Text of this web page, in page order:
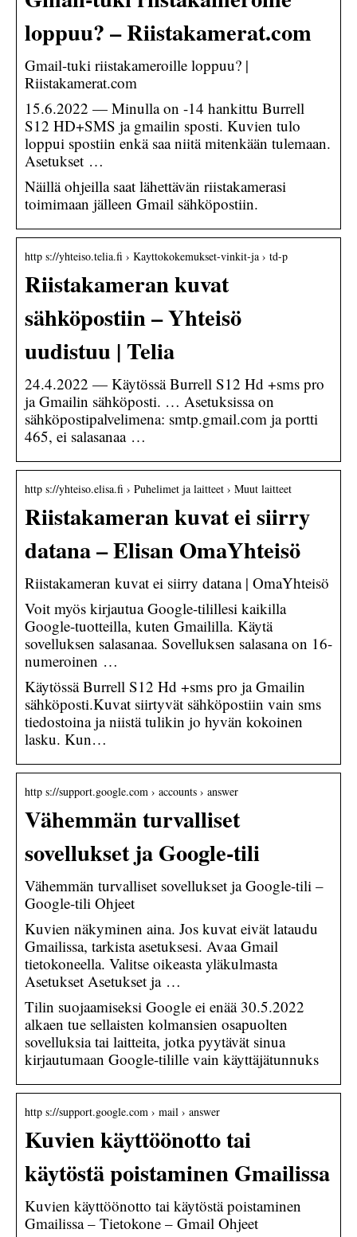
loppuu? – Riistakamerat.com
Gmail-tuki riistakameroille loppuu? |
Riistakamerat.com
15.6.2022 — Minulla on -14 hankittu Burrell
S12 HD+SMS ja gmailin sposti. Kuvien tulo
loppui spostiin enkä saa niitä mitenkään tulemaan.
Asetukset …
Näillä ohjeilla saat lähettävän riistakamerasi
toimimaan jälleen Gmail sähköpostiin.
http s://yhteiso.telia.fi › Kayttokokemukset-vinkit-ja › td-p
Riistakameran kuvat
sähköpostiin – Yhteisö
uudistuu | Telia
24.4.2022 — Käytössä Burrell S12 Hd +sms pro
ja Gmailin sähköposti. … Asetuksissa on
sähköpostipalvelimena: smtp.gmail.com ja portti
465, ei salasanaa …
http s://yhteiso.elisa.fi › Puhelimet ja laitteet › Muut laitteet
Riistakameran kuvat ei siirry
datana – Elisan OmaYhteisö
Riistakameran kuvat ei siirry datana | OmaYhteisö
Voit myös kirjautua Google-tilillesi kaikilla
Google-tuotteilla, kuten Gmaililla. Käytä
sovelluksen salasanaa. Sovelluksen salasana on 16-
numeroinen …
Käytössä Burrell S12 Hd +sms pro ja Gmailin
sähköposti.Kuvat siirtyvät sähköpostiin vain sms
tiedostoina ja niistä tulikin jo hyvän kokoinen
lasku. Kun…
http s://support.google.com › accounts › answer
Vähemmän turvalliset
sovellukset ja Google-tili
Vähemmän turvalliset sovellukset ja Google-tili –
Google-tili Ohjeet
Kuvien näkyminen aina. Jos kuvat eivät lataudu
Gmailissa, tarkista asetuksesi. Avaa Gmail
tietokoneella. Valitse oikeasta yläkulmasta
Asetukset Asetukset ja …
Tilin suojaamiseksi Google ei enää 30.5.2022
alkaen tue sellaisten kolmansien osapuolten
sovelluksia tai laitteita, jotka pyytävät sinua
kirjautumaan Google-tilille vain käyttäjätunnuks
http s://support.google.com › mail › answer
Kuvien käyttöönotto tai
käytöstä poistaminen Gmailissa
Kuvien käyttöönotto tai käytöstä poistaminen
Gmailissa – Tietokone – Gmail Ohjeet